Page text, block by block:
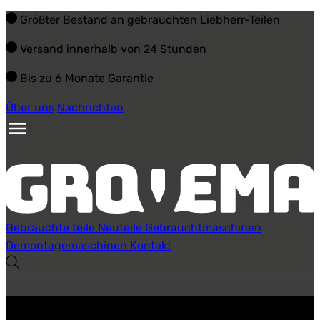
Größter Bestand an gebrauchten Liebherr-Teilen
Versand innerhalb von 24 Stunden
Bis zu 6 Monate Garantie
Über unsNachrichten
Gebrauchte teileNeuteileGebrauchtmaschinen
DemontagemaschinenKontakt